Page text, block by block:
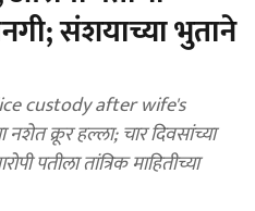
संशयाच्या भुताने
custody after wife's
नशेत क्रूर हल्ला; चार दिवसांच्या
पतीला तांत्रिक माहितीच्या